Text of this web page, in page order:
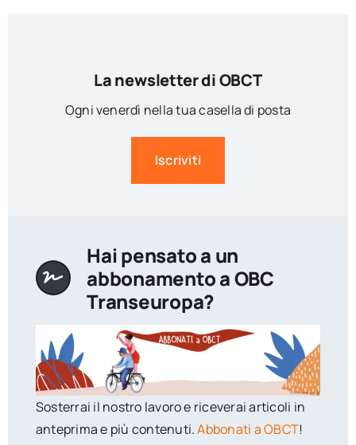
La newsletter di OBCT
Ogni venerdì nella tua casella di posta
Iscriviti
Hai pensato a un
abbonamento a OBC
Transeuropa?
Sosterrai il nostro lavoro e riceverai articoli in
anteprima e più contenuti.Abbonati a OBCT!